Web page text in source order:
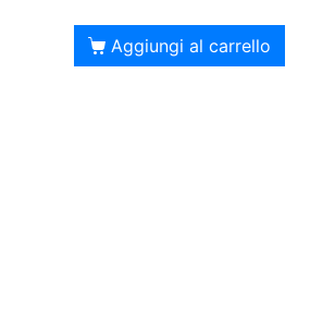
Aggiungi al carrello